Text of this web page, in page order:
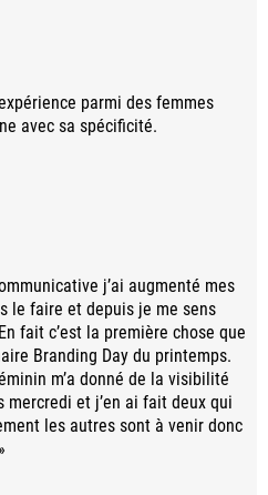
parmi des femmes
avec sa spécificité.
j’ai augmenté mes
le faire et depuis je me sens
fait c’est la première chose que
Branding Day du printemps.
m’a donné de la visibilité
et j’en ai fait deux qui
les autres sont à venir donc